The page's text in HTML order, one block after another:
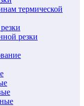
термической
резки